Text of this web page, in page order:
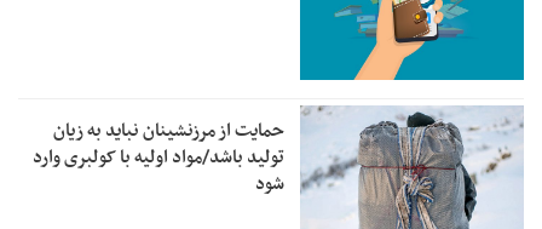
حمایت از مرزنشینان نباید به زیان
تولید باشد/مواد اولیه با کولبری وارد
شود